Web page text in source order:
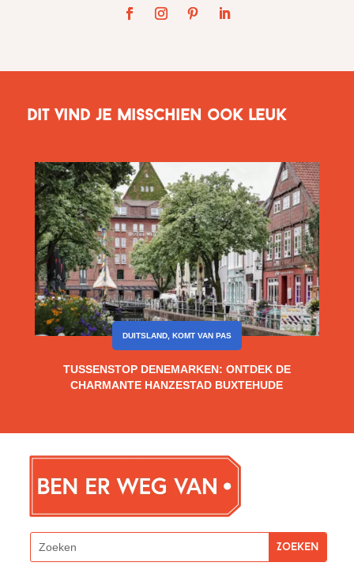
Dit vind je misschien ook leuk
TUSSENSTOP DENEMARKEN: ONTDEK DE
CHARMANTE HANZESTAD BUXTEHUDE
DUITSLAND, KOMT VAN PAS